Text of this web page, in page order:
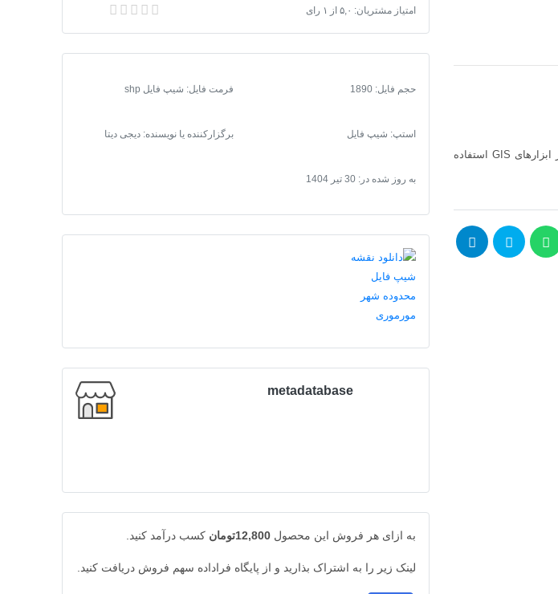
و سایر ابزارهای GIS استفاده
مورموری
عدد
دانلود نقشه شیپ فایل محدوده شهر مورموری
امتیاز مشتریان: ۵,۰ از ۱ رای
حجم فایل: 1890 فرمت فایل: شیپ فایل shp
استپ: شیپ فایل برگزارکننده یا نویسنده: دیجی دیتا
به روز شده در: 30 تیر 1404
metadatabase
به ازای هر فروش این محصول 12,800تومان کسب درآمد کنید.
لینک زیر را به اشتراک بذارید و از پایگاه فراداده سهم فروش دریافت کنید.